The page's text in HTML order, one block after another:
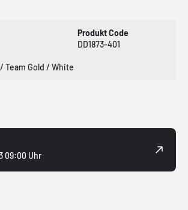
Produkt Code
DD1873-401
Team Gold / White
09:00 Uhr